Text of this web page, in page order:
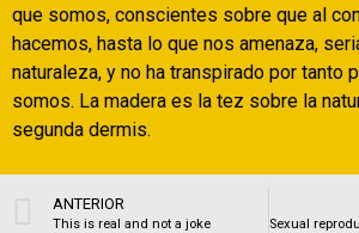
que somos, conscientes sobre que al
hacemos, hasta lo que nos amenaza,
naturaleza, y no ha transpirado por tanto
somos. La madera es la tez sobre la
segunda dermis.
ANTERIOR
This is real and not a joke